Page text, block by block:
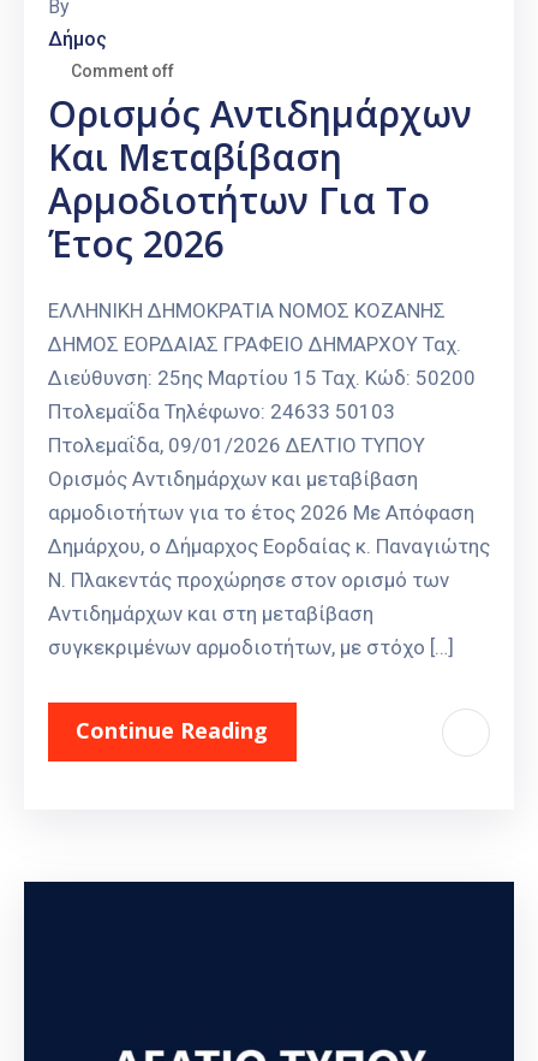
By
Δήμος
Comment off
Ορισμός Αντιδημάρχων
Και Μεταβίβαση
Αρμοδιοτήτων Για Το
Έτος 2026
ΕΛΛΗΝΙΚΗ ΔΗΜΟΚΡΑΤΙΑ ΝΟΜΟΣ ΚΟΖΑΝΗΣ
ΔΗΜΟΣ ΕΟΡΔΑΙΑΣ ΓΡΑΦΕΙΟ ΔΗΜΑΡΧΟΥ Ταχ.
Διεύθυνση: 25ης Μαρτίου 15 Ταχ. Κώδ: 50200
Πτολεμαΐδα Τηλέφωνο: 24633 50103
Πτολεμαΐδα, 09/01/2026 ΔΕΛΤΙΟ ΤΥΠΟΥ
Ορισμός Αντιδημάρχων και μεταβίβαση
αρμοδιοτήτων για το έτος 2026 Με Απόφαση
Δημάρχου, ο Δήμαρχος Εορδαίας κ. Παναγιώτης
Ν. Πλακεντάς προχώρησε στον ορισμό των
Αντιδημάρχων και στη μεταβίβαση
συγκεκριμένων αρμοδιοτήτων, με στόχο […]
Continue Reading